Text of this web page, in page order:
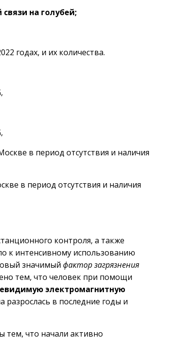
на голубей;
годах, и их количества.
в период отсутствия и наличия
в период отсутствия и наличия
контроля, а также
к интенсивному использованию
значимый фактор загрязнения
тем, что человек при помощи
электромагнитную
разрослась в последние годы и
тем, что начали активно